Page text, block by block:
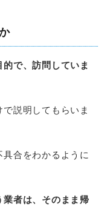
で、訪問していま
説明してもらいま
合をわかるように
者は、そのまま帰